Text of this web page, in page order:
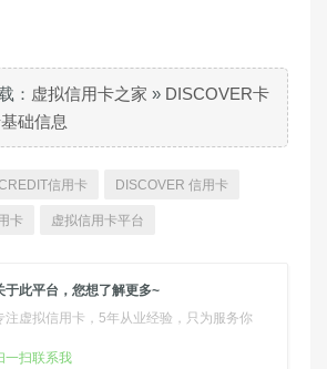
： 虚拟信用卡之家 » DISCOVER卡
础信息
信用卡 DISCOVER 信用卡
卡 虚拟信用卡平台
于此平台，您想了解更多~
注虚拟信用卡，5年从业经验，只为服务你
一扫联系我